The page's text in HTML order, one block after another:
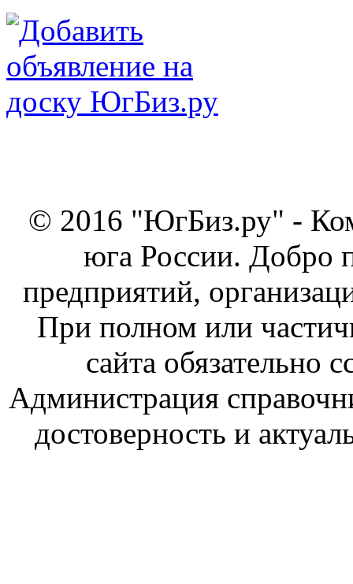
© 2016 "ЮгБиз.ру" -
юга России. Добро
предприятий,
При полном или
сайта обязательно
Администрация
достоверность и